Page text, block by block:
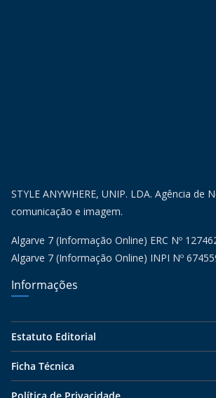
STYLE ANYWHERE, UNIP. LDA. Agência de
comunicação e imagem.
Algarve 7 (Informação Online) ERC Nº
Algarve 7 (Informação Online) INPI Nº
Informações
Estatuto Editorial
Ficha Técnica